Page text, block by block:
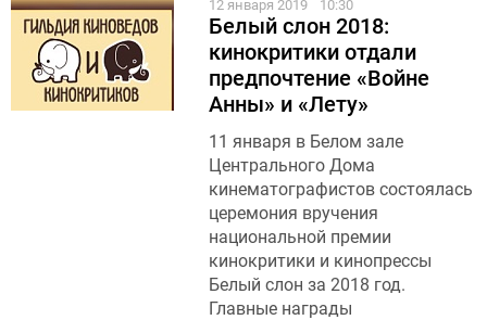
12 января 2019 10:30
Белый слон 2018:
кинокритики отдали
предпочтение «Войне
Анны» и «Лету»
11 января в Белом зале
Центрального Дома
кинематографистов состоялась
церемония вручения
национальной премии
кинокритики и кинопрессы
Белый слон за 2018 год.
Главные награды